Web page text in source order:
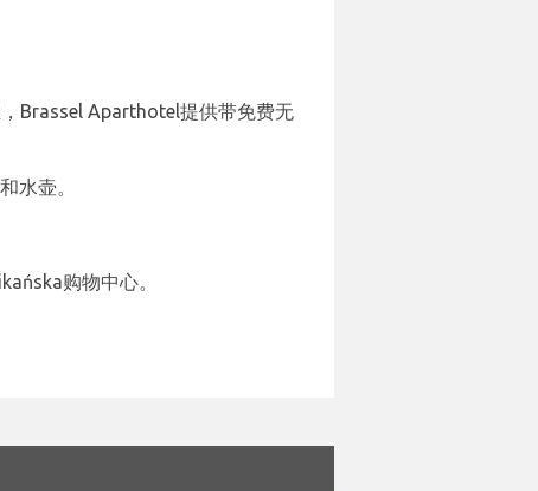
Brassel Aparthotel提供带免费无
水壶。
购物中心。